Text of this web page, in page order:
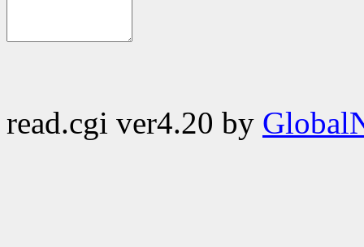
read.cgi ver4.20 by